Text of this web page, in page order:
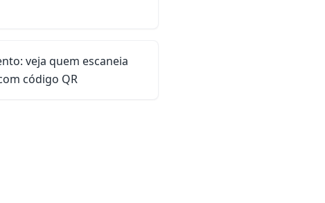
veja quem escaneia
código QR